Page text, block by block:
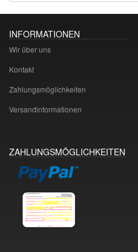
INFORMATIONEN
Wir über uns
Kontakt
Zahlungsmöglichkeiten
Versandinformationen
ZAHLUNGSMÖGLICHKEITEN